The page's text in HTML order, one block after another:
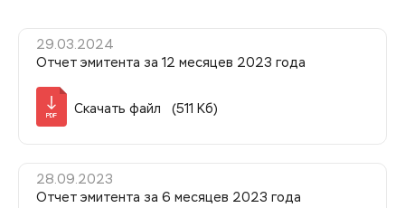
29.03.2024
Отчет эмитента за 12 месяцев 2023 года
PDF
Скачать файл (511 Кб)
28.09.2023
Отчет эмитента за 6 месяцев 2023 года